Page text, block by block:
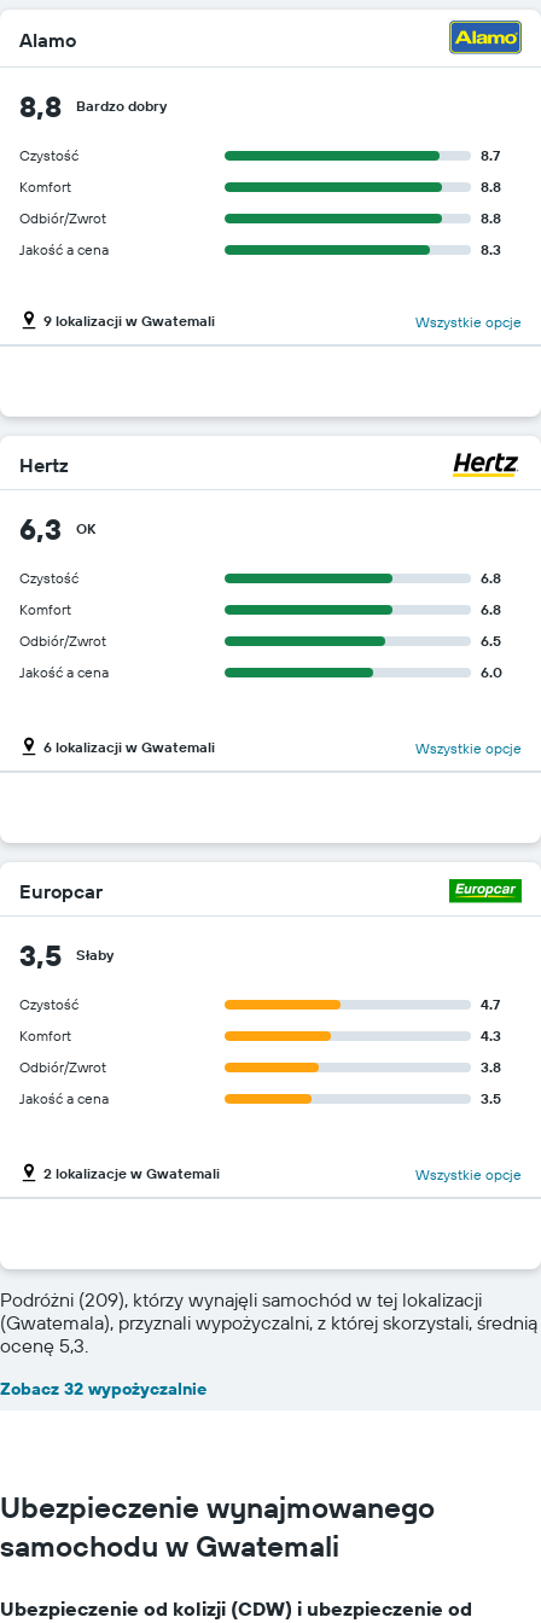
Alamo
8,8 Bardzo dobry
Czystość
8.7
Komfort
8.8
Odbiór/Zwrot
8.8
Jakość a cena
8.3
9 lokalizacji w Gwatemali Wszystkie opcje
Hertz
6,3 OK
Czystość
6.8
Komfort
6.8
Odbiór/Zwrot
6.5
Jakość a cena
6.0
6 lokalizacji w Gwatemali Wszystkie opcje
Europcar
3,5 Słaby
Czystość
4.7
Komfort
4.3
Odbiór/Zwrot
3.8
Jakość a cena
3.5
2 lokalizacje w Gwatemali Wszystkie opcje
Podróżni (209), którzy wynajęli samochód w tej lokalizacji
(Gwatemala), przyznali wypożyczalni, z której skorzystali, średnią
ocenę 5,3.
Zobacz 32 wypożyczalnie
Ubezpieczenie wynajmowanego
samochodu w Gwatemali
Ubezpieczenie od kolizji (CDW) i ubezpieczenie od